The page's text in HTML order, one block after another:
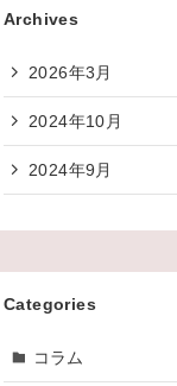
Archives
2026年3月
2024年10月
2024年9月
Categories
コラム